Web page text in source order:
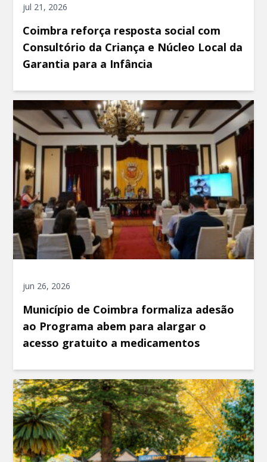
jul 21, 2026
Coimbra reforça resposta social com
Consultório da Criança e Núcleo Local da
Garantia para a Infância
jun 26, 2026
Município de Coimbra formaliza adesão
ao Programa abem para alargar o
acesso gratuito a medicamentos